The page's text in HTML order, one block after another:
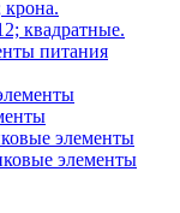
крона.
квадратные.
питания
элементы
элементы